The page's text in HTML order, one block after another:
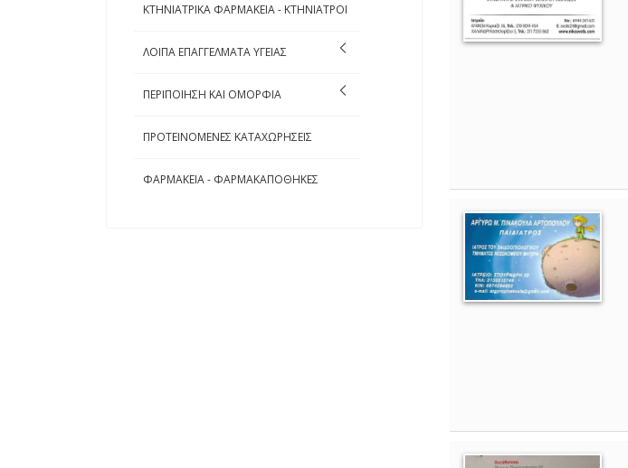
ΚΤΗΝΙΑΤΡΙΚΑ ΦΑΡΜΑΚΕΙΑ - ΚΤΗΝΙΑΤΡΟΙ
ΛΟΙΠΑ ΕΠΑΓΓΕΛΜΑΤΑ ΥΓΕΙΑΣ
ΠΕΡΙΠΟΙΗΣΗ ΚΑΙ ΟΜΟΡΦΙΑ
ΠΡΟΤΕΙΝΟΜΕΝΕΣ ΚΑΤΑΧΩΡΗΣΕΙΣ
ΦΑΡΜΑΚΕΙΑ - ΦΑΡΜΑΚΑΠΟΘΗΚΕΣ